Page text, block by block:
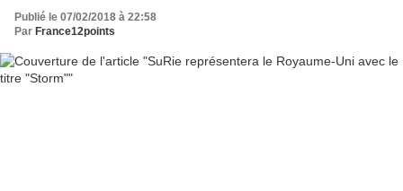
Publié le 07/02/2018 à 22:58
Par France12points